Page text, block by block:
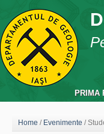
PRIMA
Home / Evenimente /